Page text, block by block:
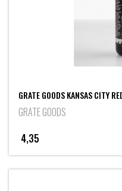
GRATE GOODS KANSAS CITY
GRATE GOODS
4,35